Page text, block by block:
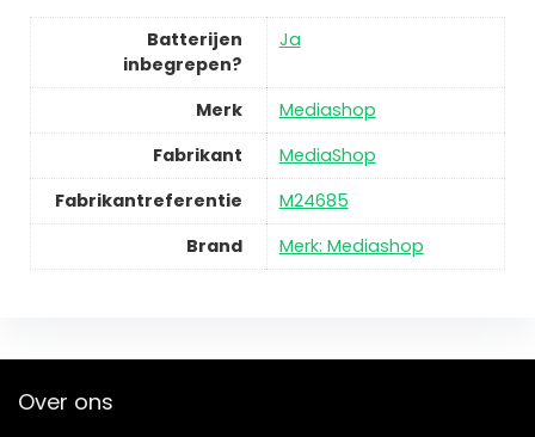
Batterijen
inbegrepen?
Ja
Merk
Mediashop
Fabrikant
MediaShop
Fabrikantreferentie
M24685
Brand
Merk: Mediashop
Over ons